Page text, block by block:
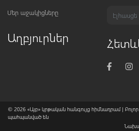
Մեր աջակիցները
Աղբյուրներ
© 2026 «Այբ» կրթական հանգույց հիմնադրամ|
պահպանված են